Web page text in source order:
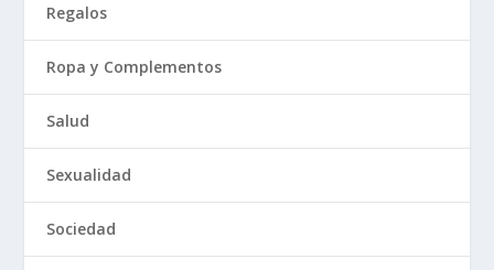
Regalos
Ropa y Complementos
Salud
Sexualidad
Sociedad